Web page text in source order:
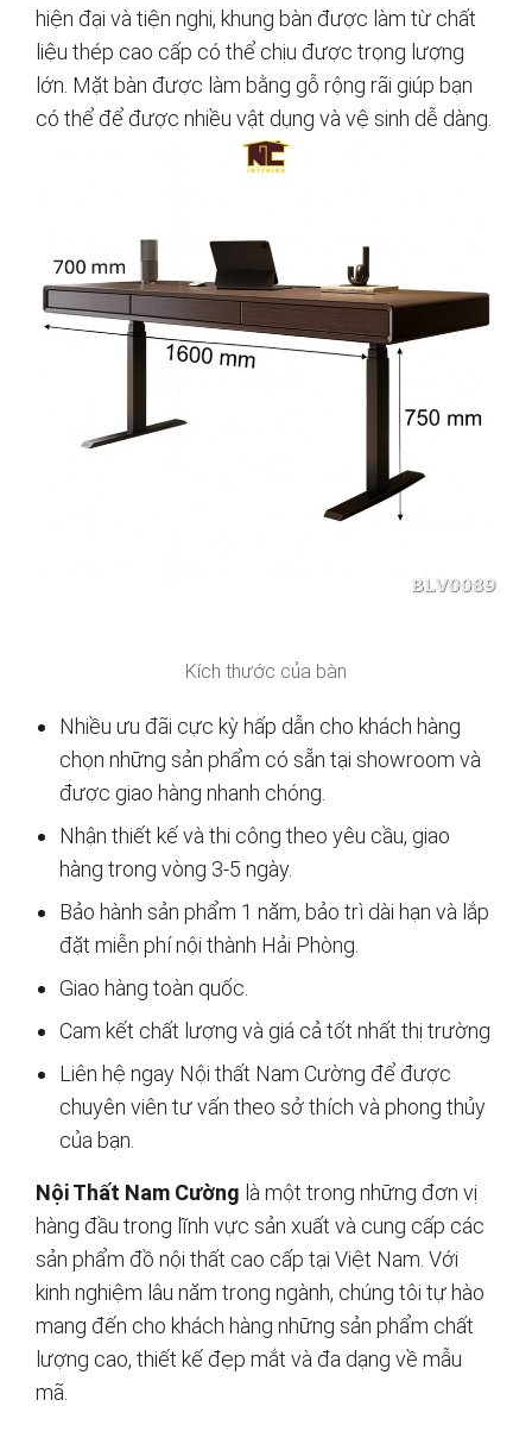
hiện đại và tiện nghi, khung bàn được làm từ chất
liệu thép cao cấp có thể chịu được trọng lượng
lớn. Mặt bàn được làm bằng gỗ rộng rãi giúp bạn
có thể để được nhiều vật dụng và vệ sinh dễ dàng.
Kích thước của bàn
Nhiều ưu đãi cực kỳ hấp dẫn cho khách hàng
chọn những sản phẩm có sẵn tại showroom và
được giao hàng nhanh chóng.
Nhận thiết kế và thi công theo yêu cầu, giao
hàng trong vòng 3-5 ngày.
Bảo hành sản phẩm 1 năm, bảo trì dài hạn và lắp
đặt miễn phí nội thành Hải Phòng.
Giao hàng toàn quốc.
Cam kết chất lượng và giá cả tốt nhất thị trường
Liên hệ ngay Nội thất Nam Cường để được
chuyên viên tư vấn theo sở thích và phong thủy
của bạn.
Nội Thất Nam Cường là một trong những đơn vị
hàng đầu trong lĩnh vực sản xuất và cung cấp các
sản phẩm đồ nội thất cao cấp tại Việt Nam. Với
kinh nghiệm lâu năm trong ngành, chúng tôi tự hào
mang đến cho khách hàng những sản phẩm chất
lượng cao, thiết kế đẹp mắt và đa dạng về mẫu
mã.